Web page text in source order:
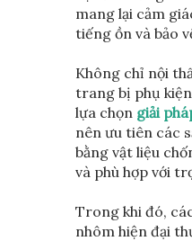
mang lại cảm
tiếng ồn và bảo
Không chỉ nội
trang bị phụ
lựa chọn giải
nên ưu tiên các
bằng vật liệu
và phù hợp với
Trong khi đó,
nhôm hiện đại